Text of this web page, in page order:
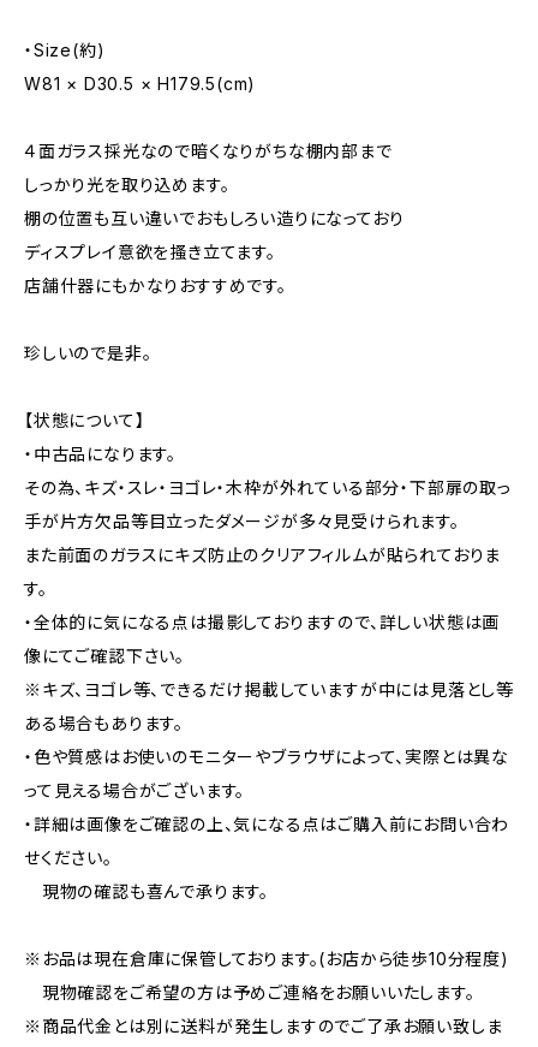
・Size(約)
W81 × D30.5 × H179.5(cm)
４面ガラス採光なので暗くなりがちな棚内部まで
しっかり光を取り込めます。
棚の位置も互い違いでおもしろい造りになっており
ディスプレイ意欲を搔き立てます。
店舗什器にもかなりおすすめです。
珍しいので是非。
【状態について】
・中古品になります。
その為、キズ・スレ・ヨゴレ・木枠が外れている部分・下部扉の取っ
手が片方欠品等目立ったダメージが多々見受けられます。
また前面のガラスにキズ防止のクリアフィルムが貼られておりま
す。
・全体的に気になる点は撮影しておりますので、詳しい状態は画
像にてご確認下さい。
※キズ、ヨゴレ等、できるだけ掲載していますが中には見落とし等
ある場合もあります。
・色や質感はお使いのモニターやブラウザによって、実際とは異な
って見える場合がございます。
・詳細は画像をご確認の上、気になる点はご購入前にお問い合わ
せください。
現物の確認も喜んで承ります。
※お品は現在倉庫に保管しております。(お店から徒歩10分程度)
現物確認をご希望の方は予めご連絡をお願いいたします。
※商品代金とは別に送料が発生しますのでご了承お願い致しま